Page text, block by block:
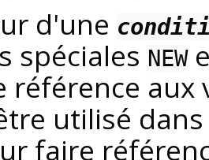
d'une
spéciales NEW
référence aux
utilisé
faire